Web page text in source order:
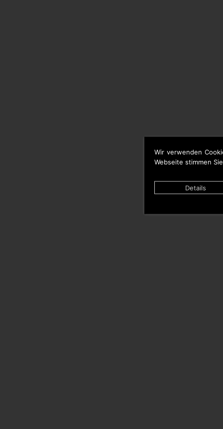
Wir verwenden
Webseite stimmen
Details